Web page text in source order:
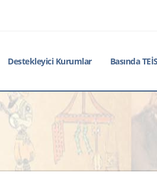
Destekleyici Kurumlar Basında TEİS